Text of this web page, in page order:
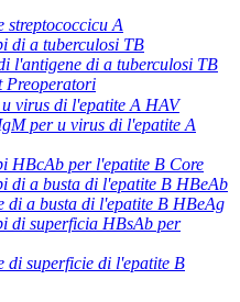
streptococcicu A
di a tuberculosi TB
l'antigene di a tuberculosi TB
Preoperatori
virus di l'epatite A HAV
per u virus di l'epatite A
HBcAb per l'epatite B Core
di a busta di l'epatite B HBeAb
di a busta di l'epatite B HBeAg
di superficia HBsAb per
di superficie di l'epatite B